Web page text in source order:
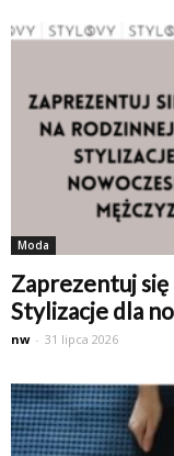
Moda
Zaprezentuj
Stylizacje dla
nw - 31 lipca 2026